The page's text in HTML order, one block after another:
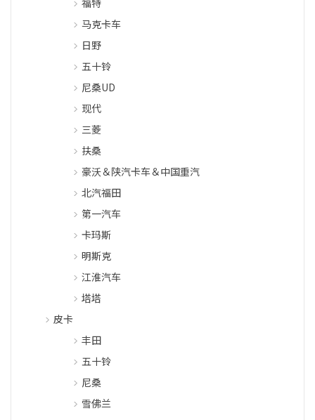
马克卡车
日野
五十铃
尼桑UD
现代
三菱
扶桑
豪沃＆陕汽卡车＆中国重汽
北汽福田
第一汽车
卡玛斯
明斯克
江淮汽车
塔塔
皮卡
丰田
五十铃
尼桑
雪佛兰